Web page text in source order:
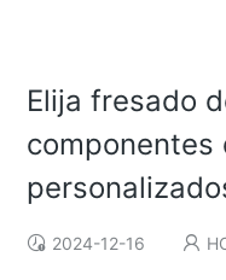
Elija fresado
componentes
2024-12-16